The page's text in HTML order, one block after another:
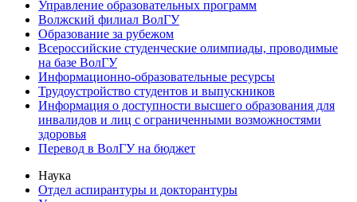
Управление образовательных программ
Волжский филиал ВолГУ
Образование за рубежом
Всероссийские студенческие олимпиады, проводимые
на базе ВолГУ
Информационно-образовательные ресурсы
Трудоустройство студентов и выпускников
Информация о доступности высшего образования для
инвалидов и лиц с ограниченными возможностями
здоровья
Перевод в ВолГУ на бюджет
Наука
Отдел аспирантуры и докторантуры